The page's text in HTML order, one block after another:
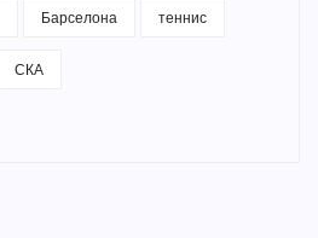
Барселона теннис
СКА